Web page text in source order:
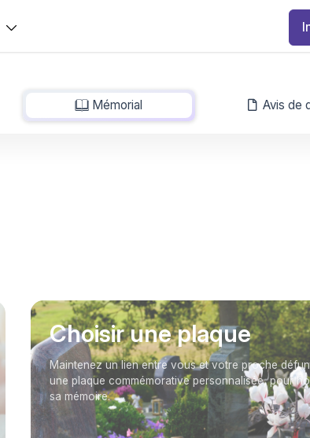
Mémorial Avis de
-
Choisir une plaque
Maintenez un lien entre vous et votre proche
une plaque commémorative personnalisée, pour
sa mémoire.